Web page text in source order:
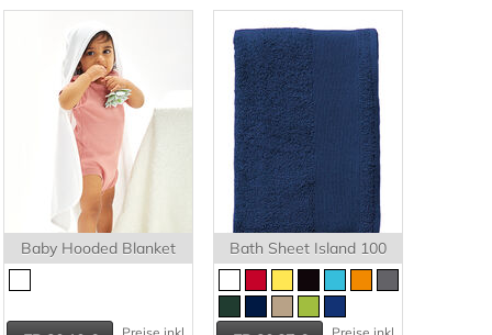
Baby Hooded Blanket Bath Sheet Island 100